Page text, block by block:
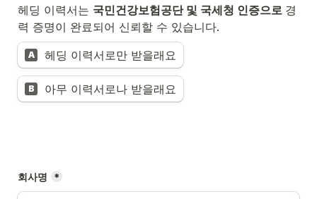
헤딩 이력서는 국민건강보험공단 및 국세청 인증으로 경
력 증명이 완료되어 신뢰할 수 있습니다.
A 헤딩 이력서로만 받을래요
B 아무 이력서로나 받을래요
회사명 *